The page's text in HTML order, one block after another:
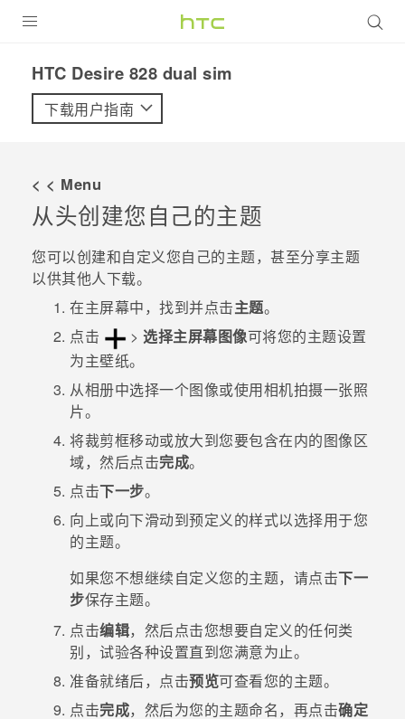
VIVE
支持帮助
在线客服
HTC Desire 828 dual sim‎
下载用户指南
< < Menu
从头创建您自己的主题
您可以创建和自定义您自己的主题，甚至分享主题
以供其他人下载。
在主屏幕中，找到并点击主题。
点击
> 选择主屏幕图像可将您的主题设置
为主壁纸。
从相册中选择一个图像或使用相机拍摄一张照
片。
将裁剪框移动或放大到您要包含在内的图像区
域，然后点击完成。
点击下一步。
向上或向下滑动到预定义的样式以选择用于您
的主题。
如果您不想继续自定义您的主题，请点击下一
步保存主题。
点击编辑，然后点击您想要自定义的任何类
别，试验各种设置直到您满意为止。
准备就绪后，点击预览可查看您的主题。
点击完成，然后为您的主题命名，再点击确定